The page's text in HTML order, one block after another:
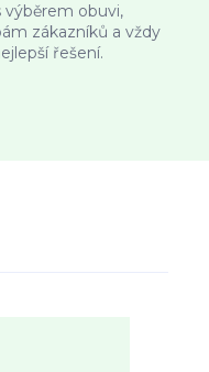
výběrem obuvi,
zákazníků a vždy
řešení.